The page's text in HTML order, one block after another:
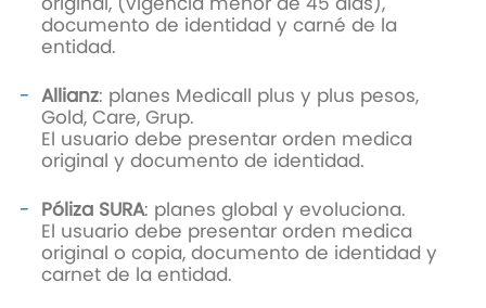
documento de identidad y carné de la
entidad.
Allianz: planes Medicall plus y plus pesos,
Gold, Care, Grup.
El usuario debe presentar orden medica
original y documento de identidad.
Póliza SURA: planes global y evoluciona.
El usuario debe presentar orden medica
original o copia, documento de identidad y
carnet de la entidad.